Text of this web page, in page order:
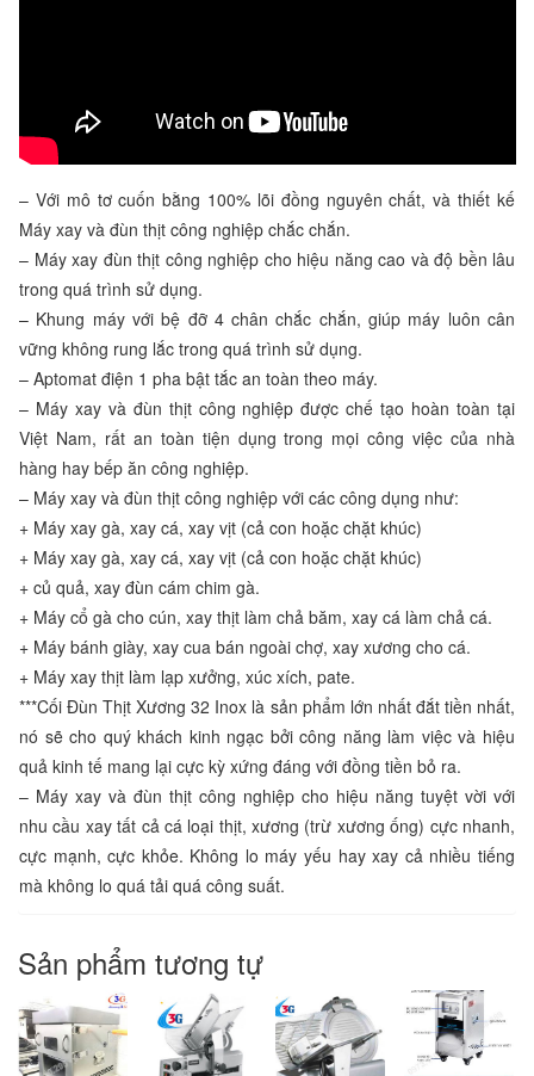
– Với mô tơ cuốn bằng 100% lõi đồng nguyên chất, và thiết kế
Máy xay và đùn thịt công nghiệp chắc chắn.
– Máy xay đùn thịt công nghiệp cho hiệu năng cao và độ bền lâu
trong quá trình sử dụng.
– Khung máy với bệ đỡ 4 chân chắc chắn, giúp máy luôn cân
vững không rung lắc trong quá trình sử dụng.
– Aptomat điện 1 pha bật tắc an toàn theo máy.
– Máy xay và đùn thịt công nghiệp được chế tạo hoàn toàn tại
Việt Nam, rất an toàn tiện dụng trong mọi công việc của nhà
hàng hay bếp ăn công nghiệp.
– Máy xay và đùn thịt công nghiệp với các công dụng như:
+ Máy xay gà, xay cá, xay vịt (cả con hoặc chặt khúc)
+ Máy xay gà, xay cá, xay vịt (cả con hoặc chặt khúc)
+ củ quả, xay đùn cám chim gà.
+ Máy cổ gà cho cún, xay thịt làm chả băm, xay cá làm chả cá.
+ Máy bánh giày, xay cua bán ngoài chợ, xay xương cho cá.
+ Máy xay thịt làm lạp xưởng, xúc xích, pate.
***Cối Đùn Thịt Xương 32 Inox là sản phẩm lớn nhất đắt tiền nhất,
nó sẽ cho quý khách kinh ngạc bởi công năng làm việc và hiệu
quả kinh tế mang lại cực kỳ xứng đáng với đồng tiền bỏ ra.
– Máy xay và đùn thịt công nghiệp cho hiệu năng tuyệt vời với
nhu cầu xay tất cả cá loại thịt, xương (trừ xương ống) cực nhanh,
cực mạnh, cực khỏe. Không lo máy yếu hay xay cả nhiều tiếng
mà không lo quá tải quá công suất.
Sản phẩm tương tự